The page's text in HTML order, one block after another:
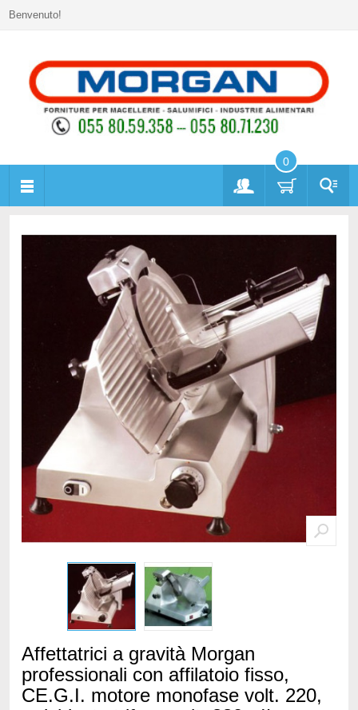
Benvenuto!
0
Affettatrici a gravità Morgan
professionali con affilatoio fisso,
CE.G.I. motore monofase volt. 220,